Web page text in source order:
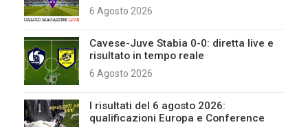
6 Agosto 2026
Cavese-Juve Stabia 0-0: diretta live e
risultato in tempo reale
6 Agosto 2026
I risultati del 6 agosto 2026:
qualificazioni Europa e Conference